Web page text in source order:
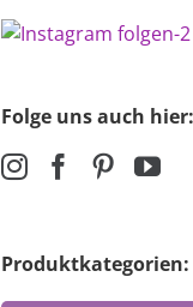
Folge uns auch hier:
Produktkategorien: